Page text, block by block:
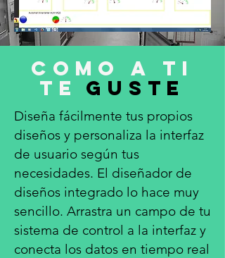
Como a ti
te guste
Diseña fácilmente tus propios
diseños y personaliza la interfaz
de usuario según tus
necesidades. El diseñador de
diseños integrado lo hace muy
sencillo. Arrastra un campo de tu
sistema de control a la interfaz y
conecta los datos en tiempo real